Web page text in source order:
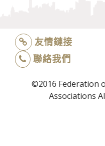
友情鏈接
聯絡我們
©2016 Federation
Associations